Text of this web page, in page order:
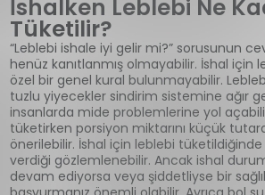
İshalken Leblebi Ne
Tüketilir?
“Leblebi ishale iyi gelir mi?” sorusunun
henüz kanıtlanmış olmayabilir. İshal için
özel bir genel kural bulunmayabilir.
tuzlu yiyecekler sindirim sistemine ağır
insanlarda mide problemlerine yol
tüketirken porsiyon miktarını küçük
önerilebilir. İshal için leblebi
verdiği gözlemlenebilir. Ancak ishal
devam ediyorsa veya şiddetliyse bir